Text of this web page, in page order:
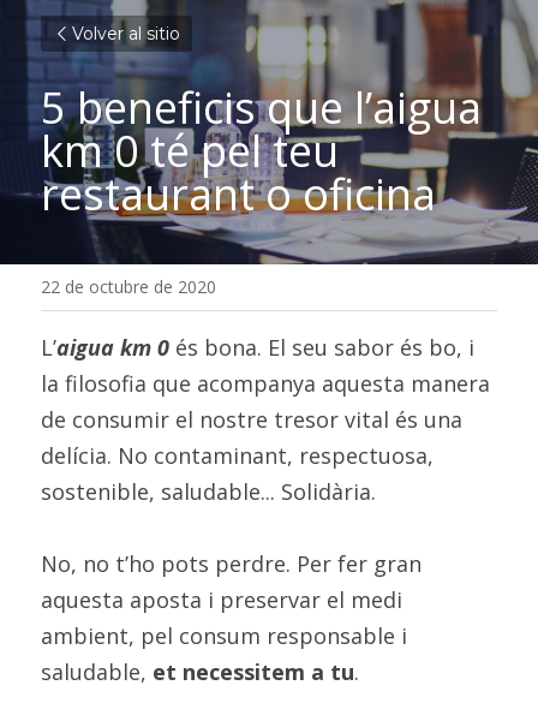
Volver al sitio
5 beneficis que l’aigua
km 0 té pel teu
restaurant o oficina
22 de octubre de 2020
L’aigua km 0 és bona. El seu sabor és bo, i
la filosofia que acompanya aquesta manera
de consumir el nostre tresor vital és una
delícia. No contaminant, respectuosa,
sostenible, saludable... Solidària.
No, no t’ho pots perdre. Per fer gran
aquesta aposta i preservar el medi
ambient, pel consum responsable i
saludable, et necessitem a tu.